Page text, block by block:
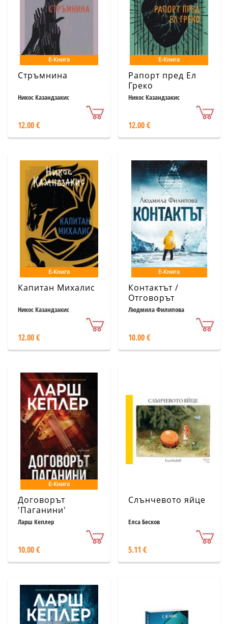
Е-Книга
Стръмнина
Никос Казандзакис
12.00 €
Е-Книга
Рапорт пред Ел
Греко
Никос Казандзакис
12.00 €
Е-Книга
Капитан Михалис
Никос Казандзакис
12.00 €
Е-Книга
Контактът /
Отговорът
Людмила Филипова
10.00 €
Е-Книга
Договорът
'Паганини'
Ларш Кеплер
10.00 €
Слънчевото яйце
Елса Бесков
5.11 €